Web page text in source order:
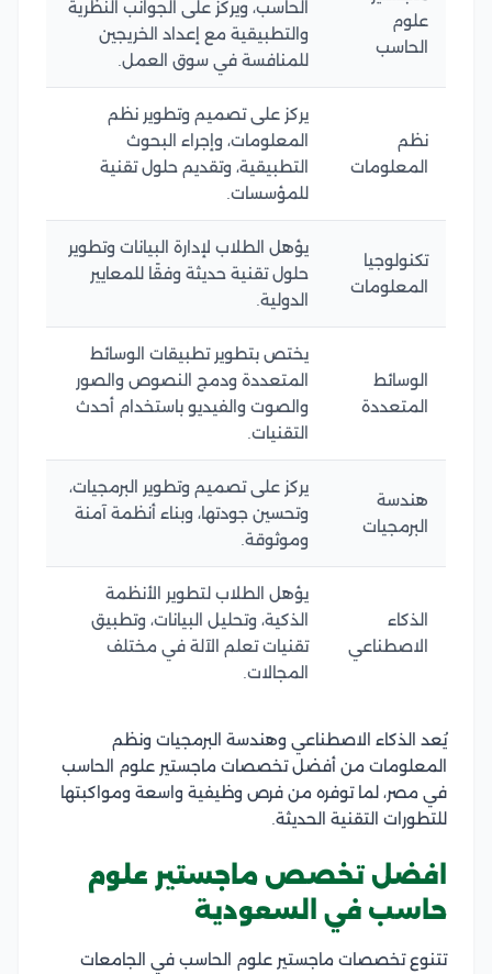
علوم
الحاسب
الحاسب، ويركز على الجوانب النظرية
والتطبيقية مع إعداد الخريجين
للمنافسة في سوق العمل.
نظم
المعلومات
يركز على تصميم وتطوير نظم
المعلومات، وإجراء البحوث
التطبيقية، وتقديم حلول تقنية
للمؤسسات.
تكنولوجيا
المعلومات
يؤهل الطلاب لإدارة البيانات وتطوير
حلول تقنية حديثة وفقًا للمعايير
الدولية.
الوسائط
المتعددة
يختص بتطوير تطبيقات الوسائط
المتعددة ودمج النصوص والصور
والصوت والفيديو باستخدام أحدث
التقنيات.
هندسة
البرمجيات
يركز على تصميم وتطوير البرمجيات،
وتحسين جودتها، وبناء أنظمة آمنة
وموثوقة.
الذكاء
الاصطناعي
يؤهل الطلاب لتطوير الأنظمة
الذكية، وتحليل البيانات، وتطبيق
تقنيات تعلم الآلة في مختلف
المجالات.
يُعد الذكاء الاصطناعي وهندسة البرمجيات ونظم
المعلومات من أفضل تخصصات ماجستير علوم الحاسب
في مصر، لما توفره من فرص وظيفية واسعة ومواكبتها
للتطورات التقنية الحديثة.
افضل تخصص ماجستير علوم
حاسب في السعودية
تتنوع تخصصات ماجستير علوم الحاسب في الجامعات